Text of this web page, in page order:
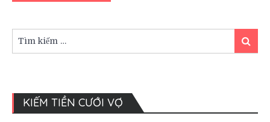
kiếm:
Tìm
kiếm
KIẾM TIỀN CƯỚI VỢ